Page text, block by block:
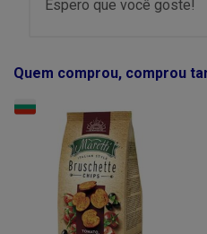
Espero que você goste!
Quem comprou, comprou